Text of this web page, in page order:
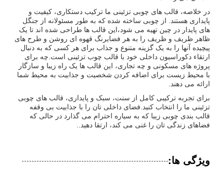
در خلاصه، قالب های چوبی تزئینی ما ترکیب دستکاری، کیفیت و
پایداری هستند. از چوبی ساخته شده که به طور مسئولانه از جنگل
های پایدار در چین تهیه می شود،این قالب ها طراحی شده اند تا یک
ظاهر ظریف و ظریف را به هر فضایرنگ قهوه ای روشن و طرح های
پیچیده آنها را به یک گزینه متنوع و جذاب برای هر کسی که به دنبال
ارتقاء دکوراسیون داخلی خود با قالب چوب تزئینی است.چه برای
پروژه های مسکونی و چه تجاری، این قالب ها یک راه زیبا و سازگار
با محیط زیست برای اضافه کردن شخصیت و جذابیت به محیط شما
ارائه می دهند.
برای تجربه ترکیبی کامل از سنت، سبک و پایداری، قالب های چوبی
تزئینی ما را انتخاب کنید.فضای داخلی تان را با جذابیت بی وقفه
قالب بندی چوبی زیبا که به سیاره احترام می گذارد در حالی که
فضاهای زندگی تان را غنی می کند، ارتقا دهید..
ویژگی ها: